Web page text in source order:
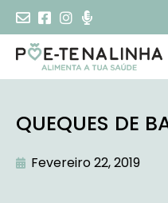
QUEQUES DE
Fevereiro 22, 2019